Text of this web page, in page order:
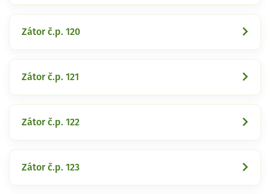
Zátor č.p. 120
Zátor č.p. 121
Zátor č.p. 122
Zátor č.p. 123